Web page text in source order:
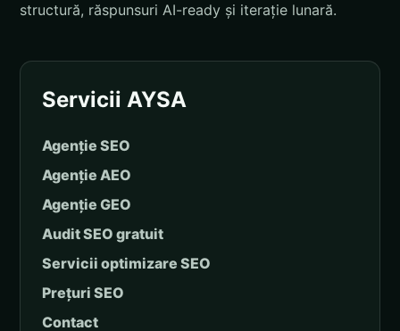
structură, răspunsuri AI-ready și iterație lunară.
Servicii AYSA
Agenție SEO
Agenție AEO
Agenție GEO
Audit SEO gratuit
Servicii optimizare SEO
Prețuri SEO
Contact